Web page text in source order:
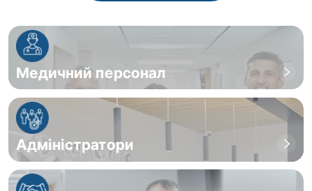
Медичний персонал
Адміністратори